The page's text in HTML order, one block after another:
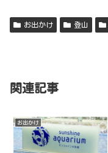
お出かけ 登山
関連記事
お出かけ